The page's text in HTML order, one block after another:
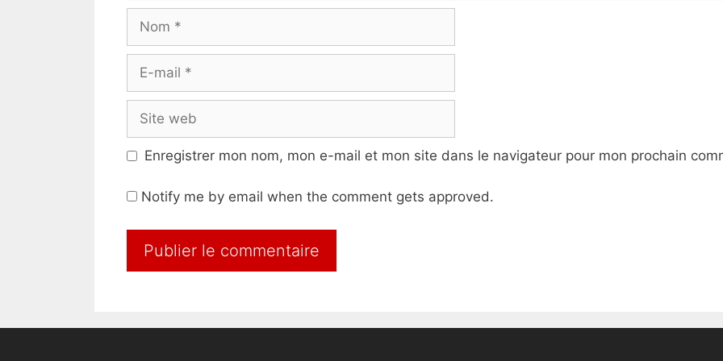
Nom
Site
web
Enregistrer mon nom, mon e-mail et mon site dans le navigateur pour mon prochain
Notify me by email when the comment gets approved.